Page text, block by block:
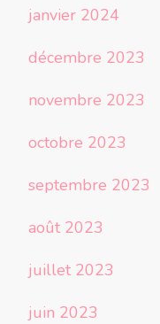
janvier 2024
décembre 2023
novembre 2023
octobre 2023
septembre 2023
août 2023
juillet 2023
juin 2023